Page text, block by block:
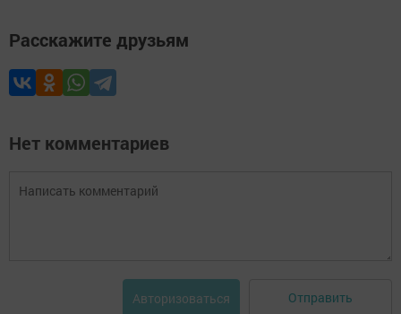
Расскажите друзьям
Нет комментариев
Авторизоваться Отправить